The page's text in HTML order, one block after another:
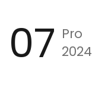
07 Pro
2024